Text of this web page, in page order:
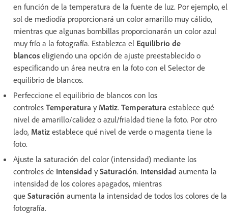
en función de la temperatura de la fuente de luz. Por ejemplo, el
sol de mediodía proporcionará un color amarillo muy cálido,
mientras que algunas bombillas proporcionarán un color azul
muy frío a la fotografía. Establezca el Equilibrio de
blancos eligiendo una opción de ajuste preestablecido o
especificando un área neutra en la foto con el Selector de
equilibrio de blancos.
Perfeccione el equilibrio de blancos con los
controles Temperatura y Matiz. Temperatura establece qué
nivel de amarillo/calidez o azul/frialdad tiene la foto. Por otro
lado, Matiz establece qué nivel de verde o magenta tiene la
foto.
Ajuste la saturación del color (intensidad) mediante los
controles de Intensidad y Saturación. Intensidad aumenta la
intensidad de los colores apagados, mientras
que Saturación aumenta la intensidad de todos los colores de la
fotografía.